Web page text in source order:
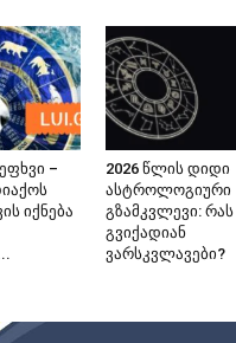
–
იქნება
2026 წლის დიდი
ასტროლოგიური
გზამკვლევი: რას
გვიქადიან
ვარსკვლავები?